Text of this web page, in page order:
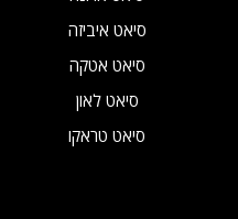
סיאט איביזה
סיאט אטקה
סיאט לאון
סיאט טראקו